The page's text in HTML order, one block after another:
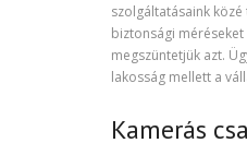
szolgáltatásaink
biztonsági
megszüntetjük azt.
lakosság mellett a
Kamerás